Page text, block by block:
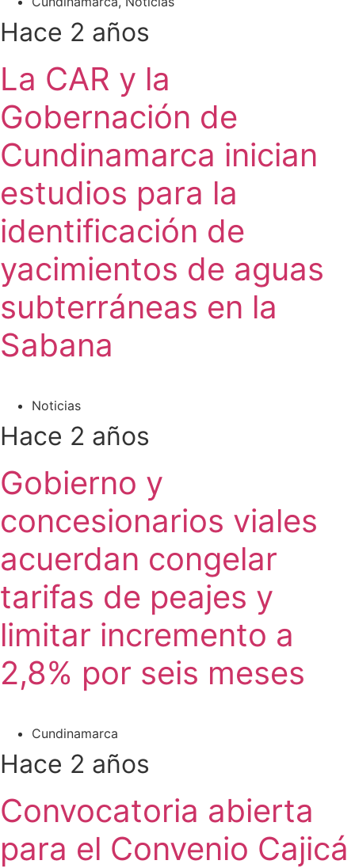
Hace 2 años
La CAR y la
Gobernación de
Cundinamarca inician
estudios para la
identificación de
yacimientos de aguas
subterráneas en la
Sabana
Noticias
Hace 2 años
Gobierno y
concesionarios viales
acuerdan congelar
tarifas de peajes y
limitar incremento a
2,8% por seis meses
Cundinamarca
Hace 2 años
Convocatoria abierta
para el Convenio Cajicá